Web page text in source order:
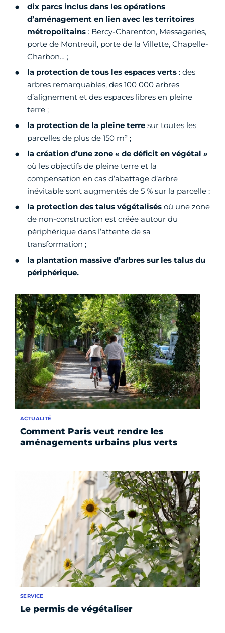
dix parcs inclus dans les opérations
d’aménagement en lien avec les territoires
métropolitains : Bercy-Charenton, Messageries,
porte de Montreuil, porte de la Villette, Chapelle-
Charbon… ;
la protection de tous les espaces verts : des
arbres remarquables, des 100 000 arbres
d’alignement et des espaces libres en pleine
terre ;
la protection de la pleine terre sur toutes les
parcelles de plus de 150 m² ;
la création d’une zone « de déficit en végétal »
où les objectifs de pleine terre et la
compensation en cas d’abattage d’arbre
inévitable sont augmentés de 5 % sur la parcelle ;
la protection des talus végétalisés où une zone
de non-construction est créée autour du
périphérique dans l’attente de sa
transformation ;
la plantation massive d’arbres sur les talus du
périphérique.
Comment Paris veut rendre les
aménagements urbains plus verts
ACTUALITÉ
Le permis de végétaliser
SERVICE